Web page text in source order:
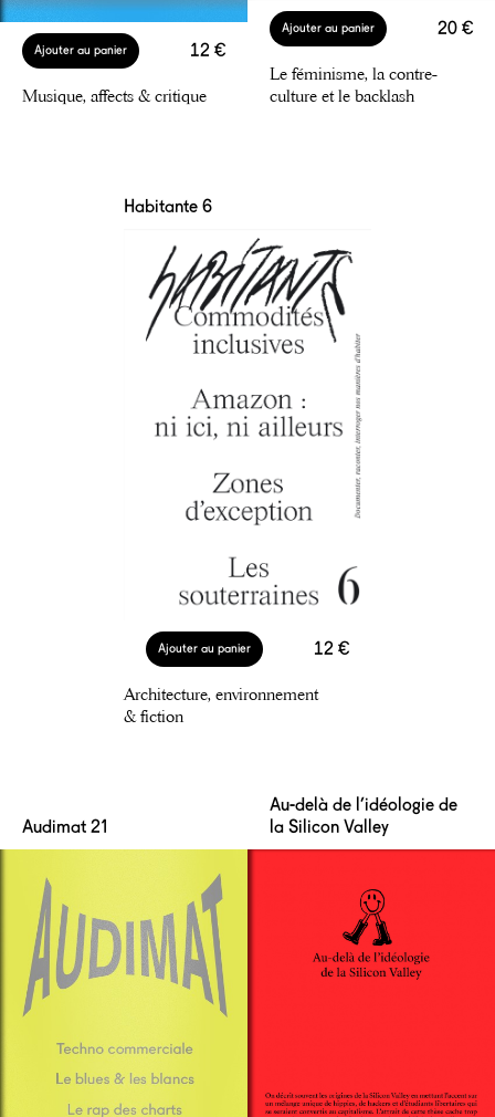
12 €
Ajouter au panier
Musique, affects & critique
20 €
Ajouter au panier
Le féminisme, la contre-
culture et le backlash
12 €
Ajouter au panier
Architecture, environnement
& fiction
Habitante 6
Audimat 21
Au-delà de l’idéologie de
la Silicon Valley